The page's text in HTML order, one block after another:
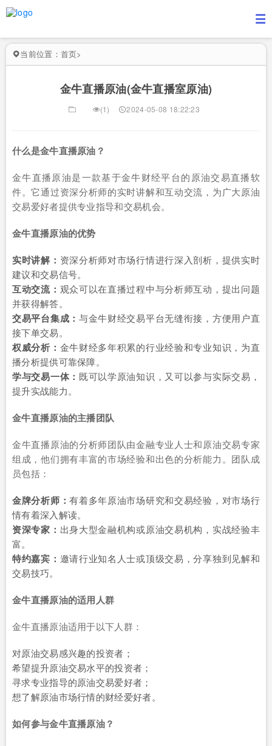
当前位置： 首页>
金牛直播原油(金牛直播室原油)
(1) 2024-05-08 18:22:23
什么是金牛直播原油？
金牛直播原油是一款基于金牛财经平台的原油交易直播软
件。它通过资深分析师的实时讲解和互动交流，为广大原油
交易爱好者提供专业指导和交易机会。
金牛直播原油的优势
实时讲解： 资深分析师对市场行情进行深入剖析，提供实时
建议和交易信号。
互动交流： 观众可以在直播过程中与分析师互动，提出问题
并获得解答。
交易平台集成： 与金牛财经交易平台无缝衔接，方便用户直
接下单交易。
权威分析： 金牛财经多年积累的行业经验和专业知识，为直
播分析提供可靠保障。
学与交易一体： 既可以学原油知识，又可以参与实际交易，
提升实战能力。
金牛直播原油的主播团队
金牛直播原油的分析师团队由金融专业人士和原油交易专家
组成，他们拥有丰富的市场经验和出色的分析能力。团队成
员包括：
金牌分析师：有着多年原油市场研究和交易经验，对市场行
情有着深入解读。
资深专家： 出身大型金融机构或原油交易机构，实战经验丰
富。
特约嘉宾： 邀请行业知名人士或顶级交易，分享独到见解和
交易技巧。
金牛直播原油的适用人群
金牛直播原油适用于以下人群：
对原油交易感兴趣的投资者；
希望提升原油交易水平的投资者；
寻求专业指导的原油交易爱好者；
想了解原油市场行情的财经爱好者。
如何参与金牛直播原油？